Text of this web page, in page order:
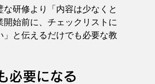
研修より「内容は少なくと
始前に、チェックリストに
と伝えるだけでも必要な教
必要になる